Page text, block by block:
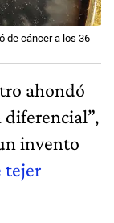
de cáncer a los 36
ahondó
diferencial”,
invento
tejer